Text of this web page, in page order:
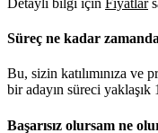
Detaylı bilgi için Fiyatlar
Süreç ne kadar
Bu, sizin katılımınıza ve
bir adayın süreci yaklaşık
Başarısız olursam ne